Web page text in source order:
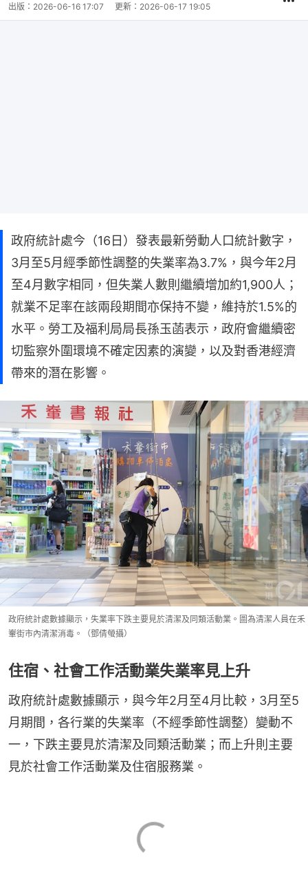
出版： 2026-06-16 17:07 更新： 2026-06-17 19:05
政府統計處今（16日）發表最新勞動人口統計數字，
3月至5月經季節性調整的失業率為3.7%，與今年2月
至4月數字相同，但失業人數則繼續增加約1,900人；
就業不足率在該兩段期間亦保持不變，維持於1.5%的
水平。勞工及福利局局長孫玉菡表示，政府會繼續密
切監察外圍環境不確定因素的演變，以及對香港經濟
帶來的潛在影響。
政府統計處數據顯示，失業率下跌主要見於清潔及同類活動業。圖為清潔人員在禾
輋街市內清潔消毒。（鄧倩螢攝）
住宿、社會工作活動業失業率見上升
政府統計處數據顯示，與今年2月至4月比較，3月至5
月期間，各行業的失業率（不經季節性調整）變動不
一，下跌主要見於清潔及同類活動業；而上升則主要
見於社會工作活動業及住宿服務業。